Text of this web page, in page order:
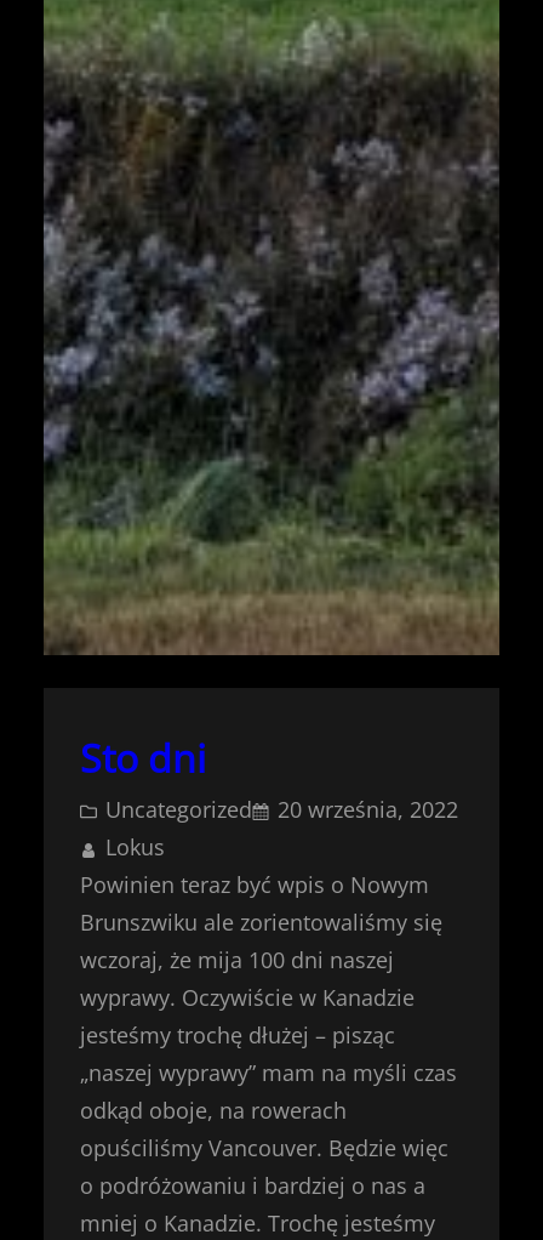
Sto dni
Uncategorized
20 września, 2022
Lokus
Powinien teraz być wpis o Nowym
Brunszwiku ale zorientowaliśmy się
wczoraj, że mija 100 dni naszej
wyprawy. Oczywiście w Kanadzie
jesteśmy trochę dłużej – pisząc
„naszej wyprawy” mam na myśli czas
odkąd oboje, na rowerach
opuściliśmy Vancouver. Będzie więc
o podróżowaniu i bardziej o nas a
mniej o Kanadzie. Trochę jesteśmy